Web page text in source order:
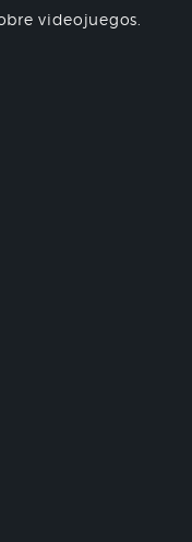
videojuegos.